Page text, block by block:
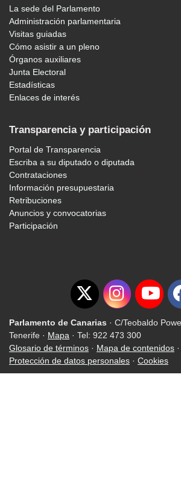
La sede del Parlamento
Administración parlamentaria
Visitas guiadas
Cómo asistir a un pleno
Órganos auxiliares
Junta Electoral
Estadísticas
Enlaces de interés
Transparencia y participación
Portal de Transparencia
Escriba a su diputado o diputada
Contrataciones
Información presupuestaria
Retribuciones
Anuncios y convocatorias
Participación
Parlamento de Canarias · C/Teobaldo
Tenerife · Mapa · Tel: 922 473 300
Glosario de términos · Mapa de contenidos ·
Protección de datos personales · Cookies